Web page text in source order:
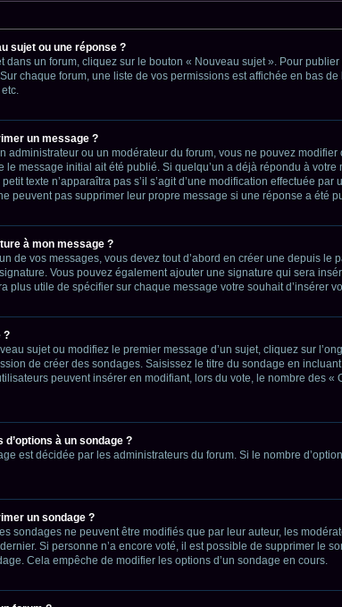
sujet ou une réponse ?
dans un forum, cliquez sur le bouton « Nouveau sujet ». Pour
chaque forum, une liste de vos permissions est affichée en bas
un message ?
administrateur ou un modérateur du forum, vous ne pouvez
le message initial ait été publié. Si quelqu’un a déjà répondu à
texte n’apparaîtra pas s’il s’agit d’une modification effectuée
peuvent pas supprimer leur propre message si une réponse a été
à mon message ?
de vos messages, vous devez tout d’abord en créer une depuis
Vous pouvez également ajouter une signature qui sera
plus utile de spécifier sur chaque message votre souhait d’insérer
?
sujet ou modifiez le premier message d’un sujet, cliquez sur
de créer des sondages. Saisissez le titre du sondage en
peuvent insérer en modifiant, lors du vote, le nombre des
à un sondage ?
est décidée par les administrateurs du forum. Si le nombre
un sondage ?
sondages ne peuvent être modifiés que par leur auteur, les
Si personne n’a encore voté, il est possible de supprimer le
Cela empêche de modifier les options d’un sondage en cours.